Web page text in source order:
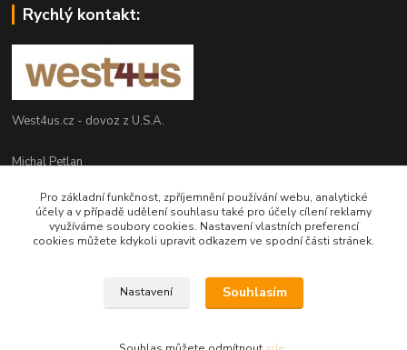
Rychlý kontakt:
West4us.cz - dovoz z U.S.A.
Michal Petlan
(Po-Pá, 9-16h)
info@west4us.cz
Pro základní funkčnost, zpříjemnění používání webu, analytické
účely a v případě udělení souhlasu také pro účely cílení reklamy
využíváme soubory cookies. Nastavení vlastních preferencí
cookies můžete kdykoli upravit odkazem ve spodní části stránek.
Nastavení Souhlasím